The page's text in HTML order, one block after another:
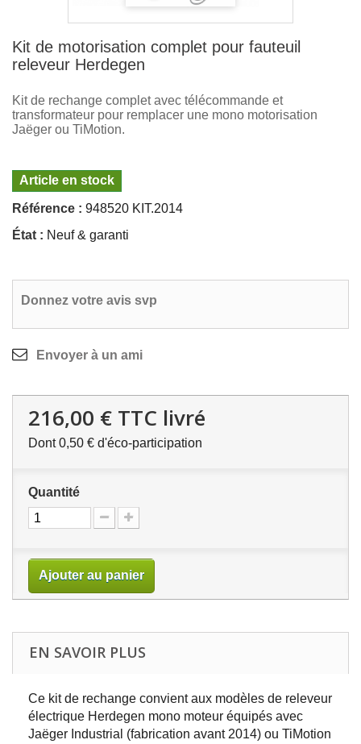
Kit de motorisation complet pour fauteuil
releveur Herdegen
Kit de rechange complet avec télécommande et
transformateur pour remplacer une mono motorisation
Jaëger ou TiMotion.
Article en stock
Référence : 948520 KIT.2014
État : Neuf & garanti
Donnez votre avis svp
Envoyer à un ami
216,00 € TTC livré
Dont0,50 € d'éco-participation
Quantité
Ajouter au panier
EN SAVOIR PLUS
Ce kit de rechange convient aux modèles de releveur
électrique Herdegen mono moteur équipés avec
Jaëger Industrial (fabrication avant 2014) ou TiMotion